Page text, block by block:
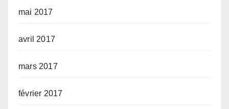
mai 2017
avril 2017
mars 2017
février 2017